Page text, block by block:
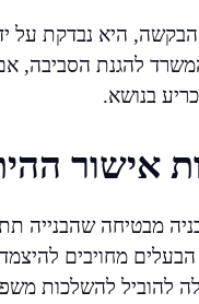
היא נבדקת על
להגנת הסביבה,
בנושא.
אישור
מבטיחה שהבנייה
מחויבים
להוביל להשלכות